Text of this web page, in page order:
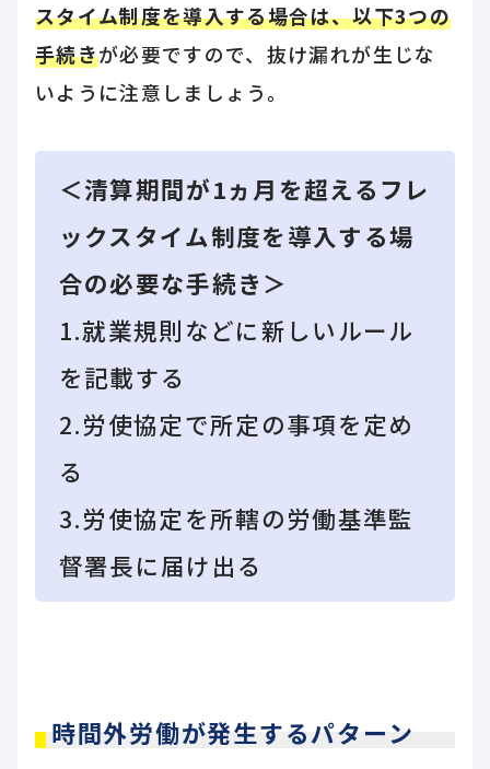
スタイム制度を導入する場合は、以下3つの
手続きが必要ですので、抜け漏れが生じな
いように注意しましょう。
＜清算期間が1ヵ月を超えるフレ
ックスタイム制度を導入する場
合の必要な手続き＞
1.就業規則などに新しいルール
を記載する
2.労使協定で所定の事項を定め
る
3.労使協定を所轄の労働基準監
督署長に届け出る
時間外労働が発生するパターン